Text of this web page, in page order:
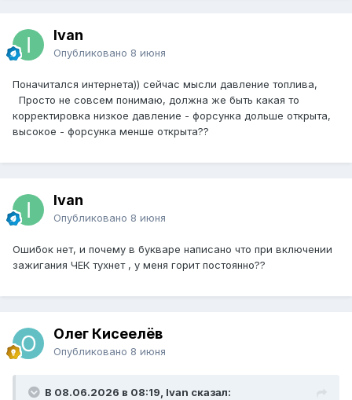
Ivan
Опубликовано 8 июня
Поначитался интернета)) сейчас мысли давление топлива,
Просто не совсем понимаю, должна же быть какая то
корректировка низкое давление - форсунка дольше открыта,
высокое - форсунка менше открыта??
Ivan
Опубликовано 8 июня
Ошибок нет, и почему в букваре написано что при включении
зажигания ЧЕК тухнет , у меня горит постоянно??
Олег Кисеелёв
Опубликовано 8 июня
В 08.06.2026 в 08:19, Ivan сказал: